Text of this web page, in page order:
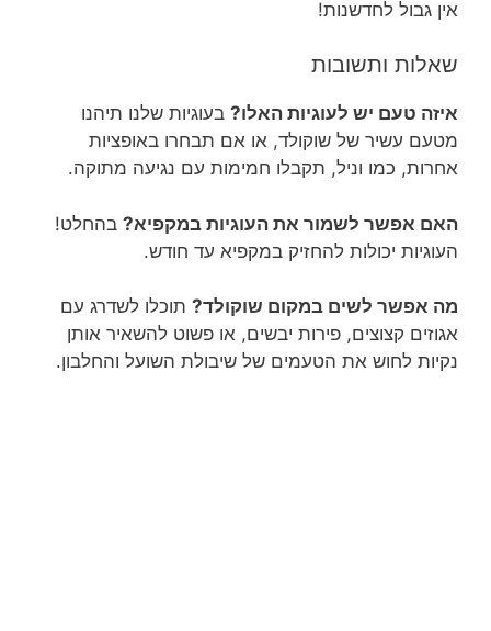
אין גבול לחדשנות!
שאלות ותשובות
איזה טעם יש לעוגיות האלו? בעוגיות שלנו תיהנו
מטעם עשיר של שוקולד, או אם תבחרו באופציות
אחרות, כמו וניל, תקבלו חמימות עם נגיעה מתוקה.
האם אפשר לשמור את העוגיות במקפיא? בהחלט!
העוגיות יכולות להחזיק במקפיא עד חודש.
מה אפשר לשים במקום שוקולד? תוכלו לשדרג עם
אגוזים קצוצים, פירות יבשים, או פשוט להשאיר אותן
נקיות לחוש את הטעמים של שיבולת השועל והחלבון.